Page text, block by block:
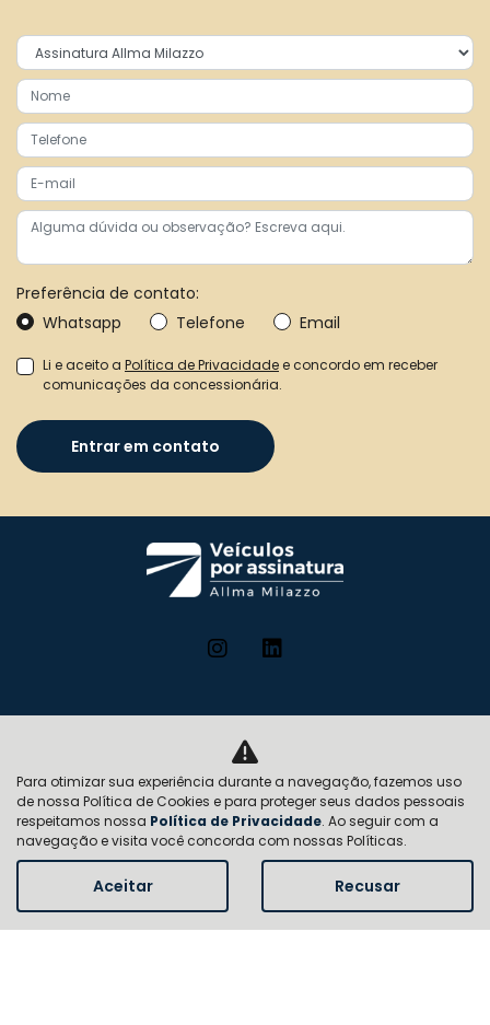
Preferência de contato:
Whatsapp
Telefone Email
Li e aceito a Política de Privacidadee concordo em receber
comunicações da concessionária.
Entrar em contato
Escolha seu veículo
Como funciona
Vantagens
Planos
Institucional
Para otimizar sua experiência durante a navegação, fazemos uso
de nossa Política de Cookies e para proteger seus dados pessoais
respeitamos nossa Política de Privacidade. Ao seguir com a
navegação e visita você concorda com nossas Políticas.
Aceitar Recusar